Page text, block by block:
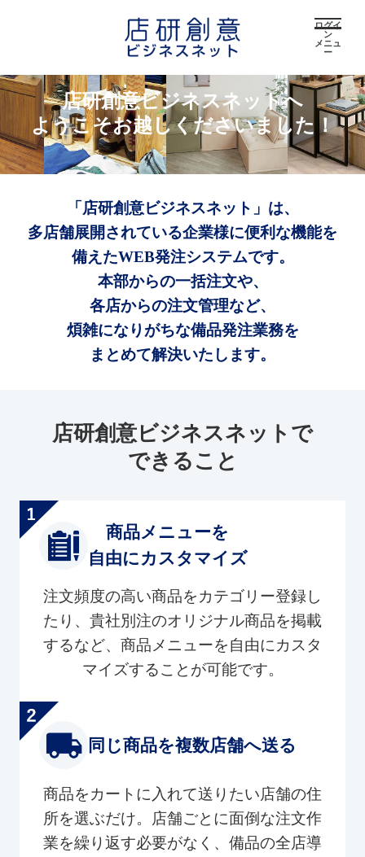
ログイ
ン
メニュ
ー
店研創意ビジネスネットへ
ようこそお越しくださいました！
「店研創意ビジネスネット」は、
多店舗展開されている企業様に便利な機能を
備えたWEB発注システムです。
本部からの一括注文や、
各店からの注文管理など、
煩雑になりがちな備品発注業務を
まとめて解決いたします。
店研創意ビジネスネットで
できること
商品メニューを
自由にカスタマイズ
注文頻度の高い商品をカテゴリー登録し
たり、貴社別注のオリジナル商品を掲載
するなど、商品メニューを自由にカスタ
マイズすることが可能です。
同じ商品を複数店舗へ送る
商品をカートに入れて送りたい店舗の住
所を選ぶだけ。店舗ごとに面倒な注文作
業を繰り返す必要がなく、備品の全店導